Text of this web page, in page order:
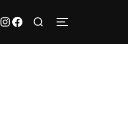
Instagram
Facebook
Suchen